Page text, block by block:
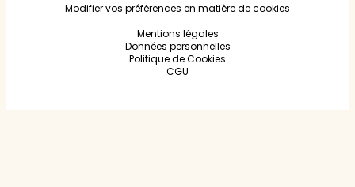
Modifier vos préférences en matière de cookies
Mentions légales
Données personnelles
Politique de Cookies
CGU